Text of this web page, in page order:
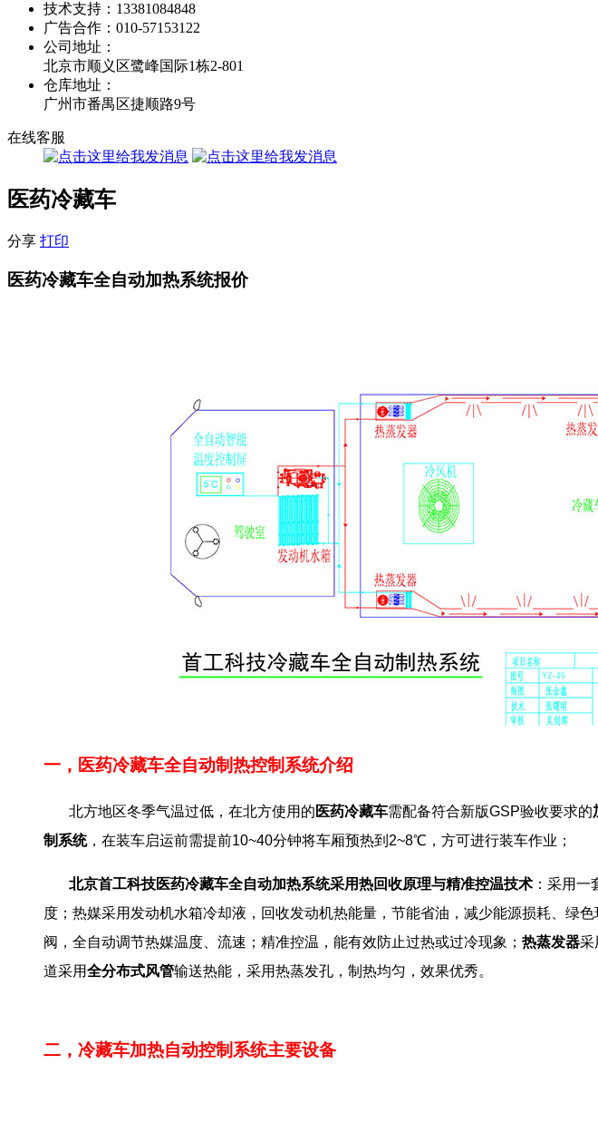
技术支持： 13381084848
广告合作： 010-57153122
公司地址：
北京市顺义区鹭峰国际1栋2-801
仓库地址：
广州市番禺区捷顺路9号
在线客服
医药冷藏车
分享 打印
医药冷藏车全自动加热系统报价
一，医药冷藏车全自动制热控制系统介绍
北方地区冬季气温过低，在北方使用的 医药冷藏车需配备符合新版GSP验收要求的
制系统，在装车启运前需提前10~40分钟将车厢预热到2~8℃，方可进行装车作业；
北京首工科技医药冷藏车全自动加热系统采用热回收原理与精准控温技术 ：采用一
度；热媒采用发动机水箱冷却液，回收发动机热能量，节能省油，减少能源损耗、绿
阀，全自动调节热媒温度、流速；精准控温，能有效防止过热或过冷现象； 热蒸发器采
道采用全分布式风管输送热能，采用热蒸发孔，制热均匀，效果优秀。
二，冷藏车加热自动控制系统主要设备